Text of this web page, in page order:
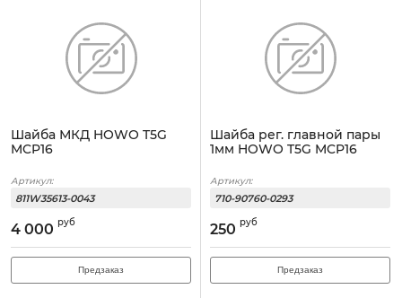
Шайба МКД HOWO T5G
MCP16
Артикул:
811W35613-0043
4 000 руб
Предзаказ
Шайба рег. главной пары
1мм HOWO T5G MCP16
Артикул:
710-90760-0293
250 руб
Предзаказ